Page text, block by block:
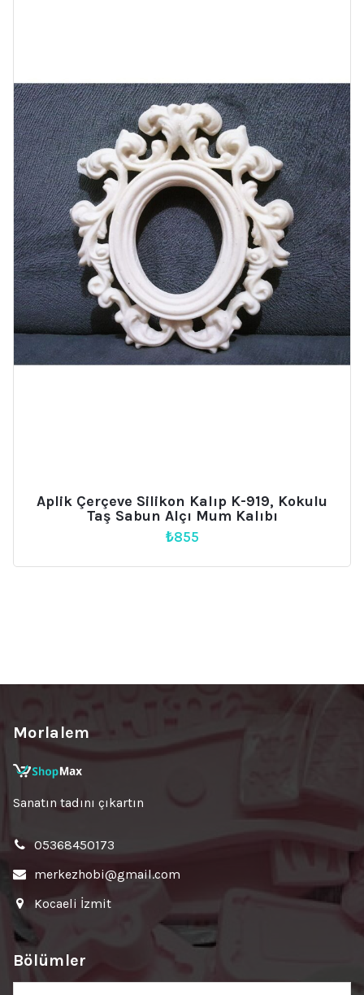
Aplik Çerçeve Silikon Kalıp K-919, Kokulu
Taş Sabun Alçı Mum Kalıbı
₺855
Morlalem
Sanatın tadını çıkartın
05368450173
merkezhobi@gmail.com
Kocaeli İzmit
Bölümler
Bölümler